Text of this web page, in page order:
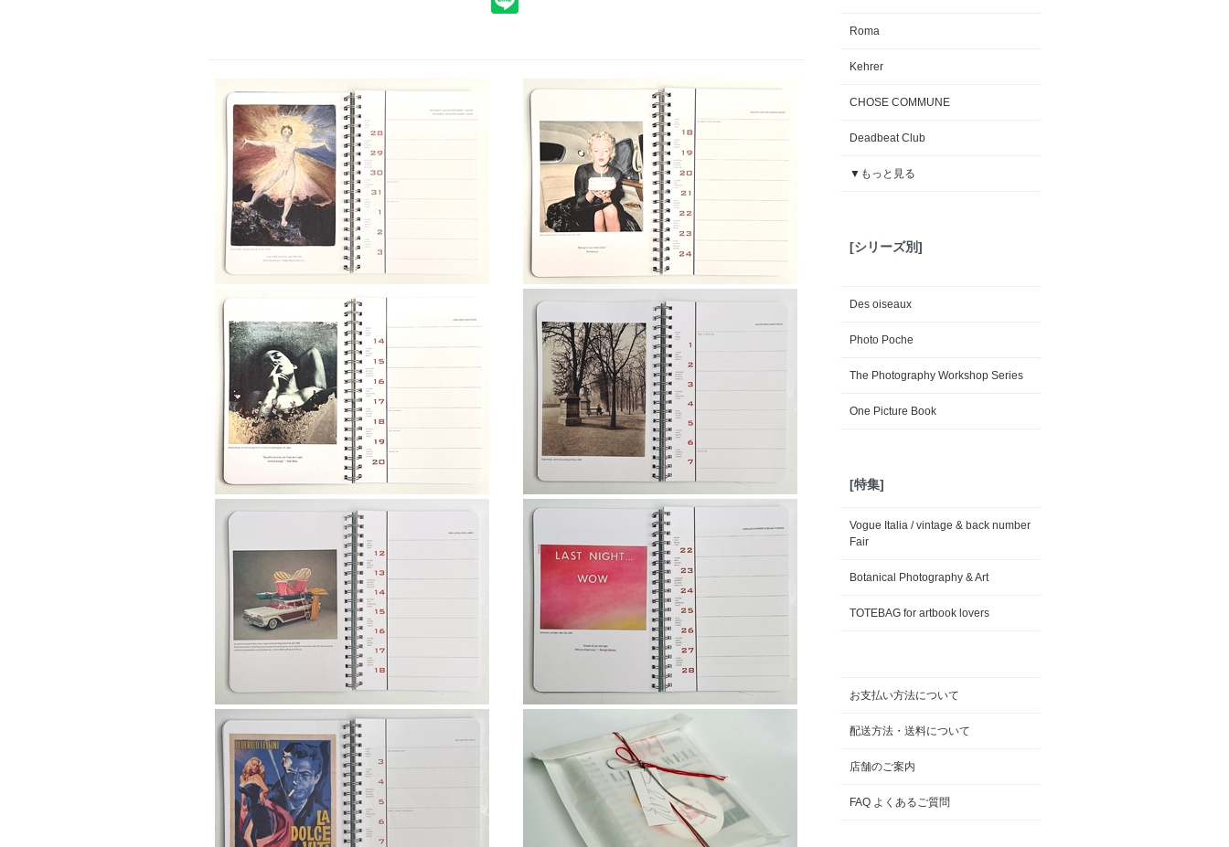
Roma
Kehrer
CHOSE COMMUNE
Deadbeat Club
▼もっと見る
[シリーズ別]
Des oiseaux
Photo Poche
The Photography Workshop Series
One Picture Book
[特集]
Vogue Italia / vintage & back number
Fair
Botanical Photography & Art
TOTEBAG for artbook lovers
お支払い方法について
配送方法・送料について
店舗のご案内
FAQ よくあるご質問